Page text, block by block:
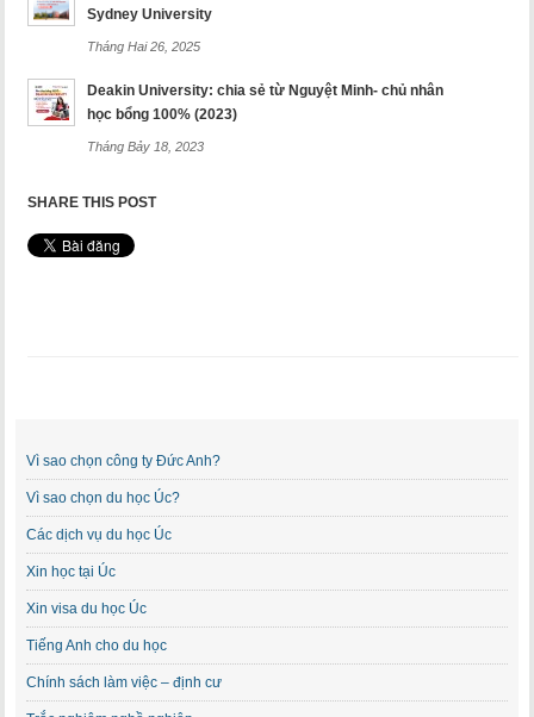
Sydney University
Tháng Hai 26, 2025
Deakin University: chia sẻ từ Nguyệt Minh- chủ nhân
học bổng 100% (2023)
Tháng Bảy 18, 2023
SHARE THIS POST
Vì sao chọn công ty Đức Anh?
Vì sao chọn du học Úc?
Các dịch vụ du học Úc
Xin học tại Úc
Xin visa du học Úc
Tiếng Anh cho du học
Chính sách làm việc – định cư